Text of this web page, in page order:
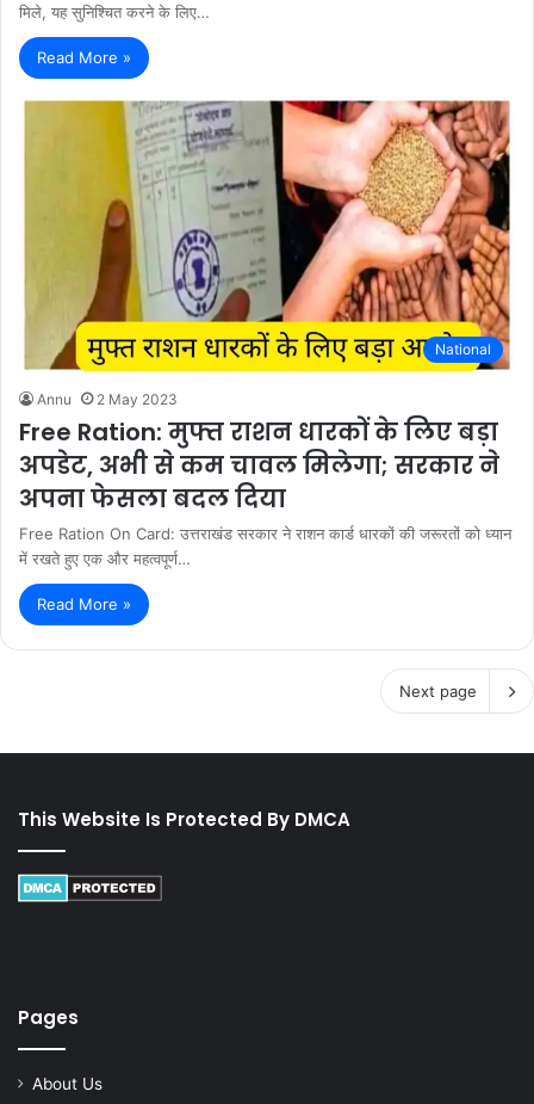
मिले, यह सुनिश्चित करने के लिए…
Read More »
National
Annu 2 May 2023
Free Ration: मुफ्त राशन धारकों के लिए बड़ा
अपडेट, अभी से कम चावल मिलेगा; सरकार ने
अपना फेसला बदल दिया
Free Ration On Card: उत्तराखंड सरकार ने राशन कार्ड धारकों की जरूरतों को ध्यान
में रखते हुए एक और महत्वपूर्ण…
Read More »
Next page
This Website Is Protected By DMCA
Pages
About Us